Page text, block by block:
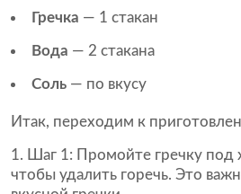
Гречка — 1 стакан
Вода — 2 стакана
Соль — по вкусу
Итак, переходим к
Шаг 1: Промойте гречку под
чтобы удалить горечь. Это